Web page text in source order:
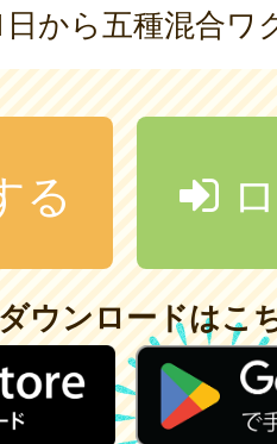
る
ウンロードはこ